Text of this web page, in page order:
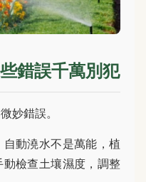
錯誤千萬別犯
妙錯誤。
動澆水不是萬能，植
檢查土壤濕度，調整